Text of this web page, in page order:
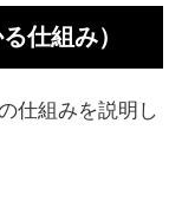
仕組み）
仕組みを説明し